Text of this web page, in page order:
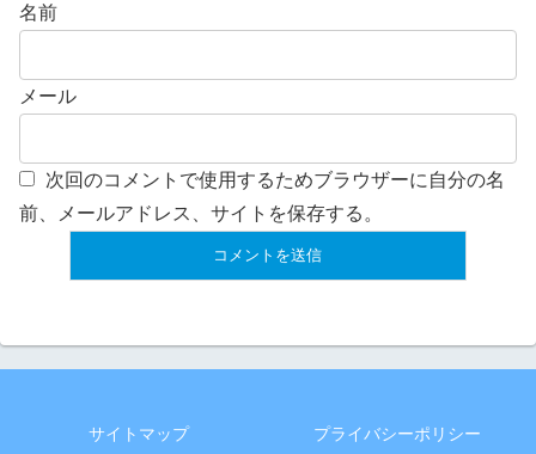
名前
メール
次回のコメントで使用するためブラウザーに自分の名
前、メールアドレス、サイトを保存する。
サイトマップ プライバシーポリシー